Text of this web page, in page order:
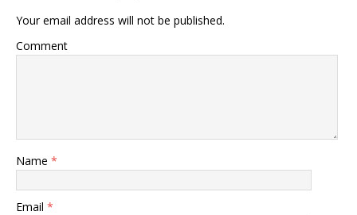
Your email address will not be published.
Comment
Name *
Email *